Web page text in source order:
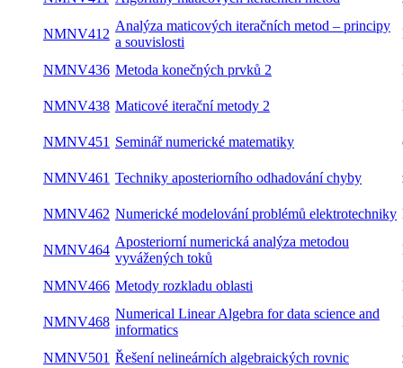
NMNV412
Analýza maticových iteračních metod –
principy a souvislosti
letní
NMNV436 Metoda konečných prvků 2
NMNV438 Maticové iterační metody 2
NMNV451 Seminář numerické matematiky
NMNV461 Techniky aposteriorního odhadování chyby
NMNV462
Numerické modelování problémů
elektrotechniky
letní
NMNV464
Aposteriorní numerická analýza metodou
vyvážených toků
NMNV466 Metody rozkladu oblasti
NMNV468
Numerical Linear Algebra for data science
and informatics
letní
NMNV501 Řešení nelineárních algebraických rovnic